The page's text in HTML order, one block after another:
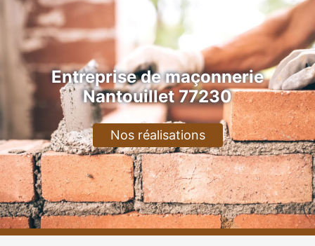
Entreprise de maçonnerie
Nantouillet 77230
Nos réalisations